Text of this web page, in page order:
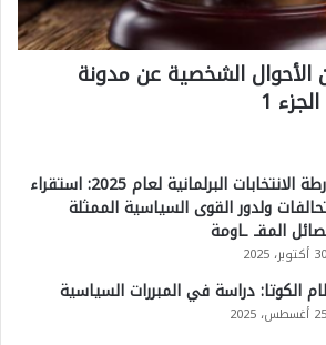
الأحوال الشخصية عن مدونة
1
خارطة الانتخابات البرلمانية لعام 2025: استقراء
ولدور القوى السياسية الممثلة
المقـ ـاومة
30 أكتوبر، 2025
الكوتا: دراسة في المبررات السياسية
25 أغسطس، 2025